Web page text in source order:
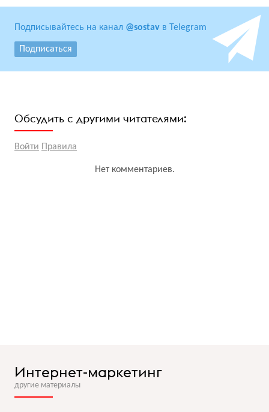
Подписывайтесь на канал @sostav в Telegram
Подписаться
Обсудить с другими читателями:
Войти Правила
Нет комментариев.
Интернет-маркетинг
другие материалы